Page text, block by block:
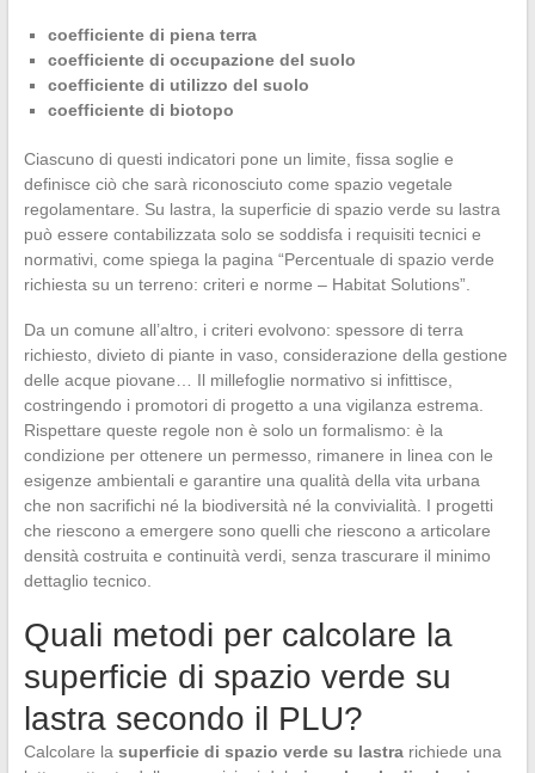
coefficiente di piena terra
coefficiente di occupazione del suolo
coefficiente di utilizzo del suolo
coefficiente di biotopo
Ciascuno di questi indicatori pone un limite, fissa soglie e
definisce ciò che sarà riconosciuto come spazio vegetale
regolamentare. Su lastra, la superficie di spazio verde su lastra
può essere contabilizzata solo se soddisfa i requisiti tecnici e
normativi, come spiega la pagina “Percentuale di spazio verde
richiesta su un terreno: criteri e norme – Habitat Solutions”.
Da un comune all’altro, i criteri evolvono: spessore di terra
richiesto, divieto di piante in vaso, considerazione della gestione
delle acque piovane… Il millefoglie normativo si infittisce,
costringendo i promotori di progetto a una vigilanza estrema.
Rispettare queste regole non è solo un formalismo: è la
condizione per ottenere un permesso, rimanere in linea con le
esigenze ambientali e garantire una qualità della vita urbana
che non sacrifichi né la biodiversità né la convivialità. I progetti
che riescono a emergere sono quelli che riescono a articolare
densità costruita e continuità verdi, senza trascurare il minimo
dettaglio tecnico.
Quali metodi per calcolare la
superficie di spazio verde su
lastra secondo il PLU?
Calcolare la superficie di spazio verde su lastrarichiede una